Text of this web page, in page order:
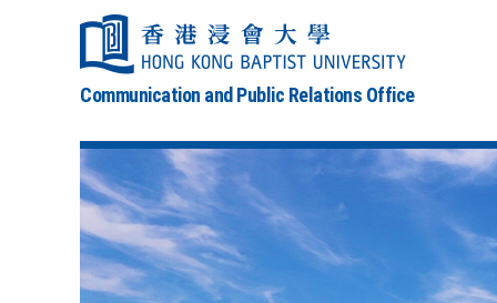
Communication and Public Relations Office